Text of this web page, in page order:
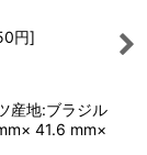
円]
産地:ブラジル
41.6 mm×